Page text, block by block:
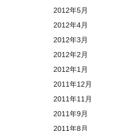
2012年5月
2012年4月
2012年3月
2012年2月
2012年1月
2011年12月
2011年11月
2011年9月
2011年8月